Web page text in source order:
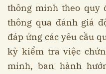
thông minh theo quy
thông qua đánh giá
đáp ứng các yêu cầu
kỳ kiểm tra việc
minh, ban hành